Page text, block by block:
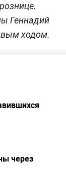
Геннадий
ходом.
через